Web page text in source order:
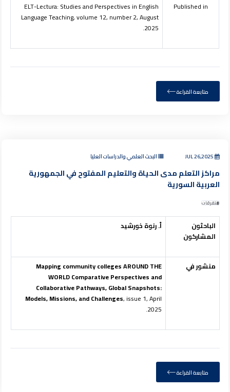
Published in
ELT-Lectura: Studies and Perspectives in English
Language Teaching, volume 12, number 2, August
2025.
متابعة القراءة
البحث العلمي والدراسات العليا
مراكز التعلم مدى الحياة والتعليم المفتوح في الجمهورية
العربية السورية
متفرقات
الباحثون
المشاركون
أ. رنوة خورشيد
منشور في
Mapping community colleges AROUND THE
WORLD Comparative Perspectives and
Collaborative Pathways, Global Snapshots:
Models, Missions, and Challenges, issue 1, April
2025.
متابعة القراءة